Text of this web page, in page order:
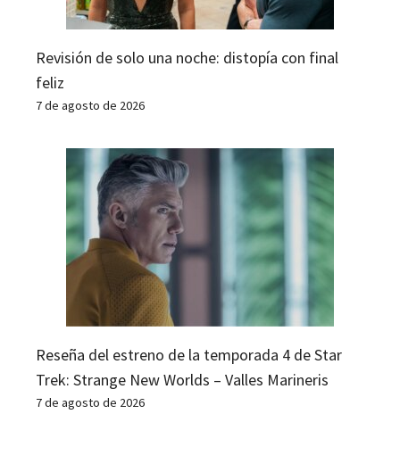
Revisión de solo una noche: distopía con final
feliz
7 de agosto de 2026
Reseña del estreno de la temporada 4 de Star
Trek: Strange New Worlds – Valles Marineris
7 de agosto de 2026